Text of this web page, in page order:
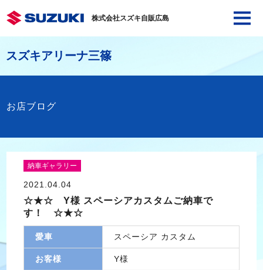
株式会社スズキ自販広島
スズキアリーナ三篠
お店ブログ
納車ギャラリー
2021.04.04
☆★☆ Y様 スペーシアカスタムご納車で
す！ ☆★☆
愛車 スペーシア カスタム
お客様 Y様